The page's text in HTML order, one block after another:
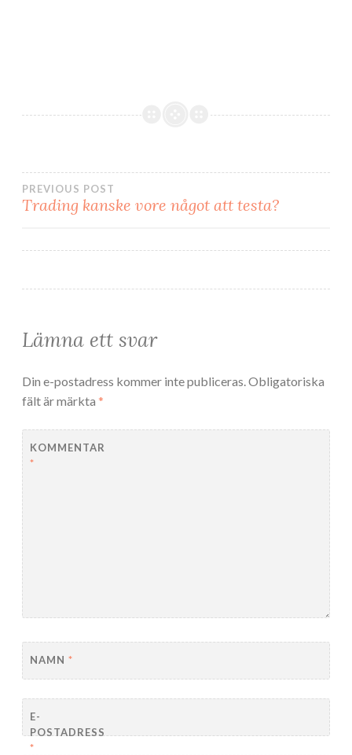
Inläggsnavigering
PREVIOUS POST
Trading kanske vore något att testa?
Lämna ett svar
Din e-postadress kommer inte publiceras.Obligatoriska
fält är märkta *
KOMMENTAR
*
NAMN *
E-
POSTADRESS
*